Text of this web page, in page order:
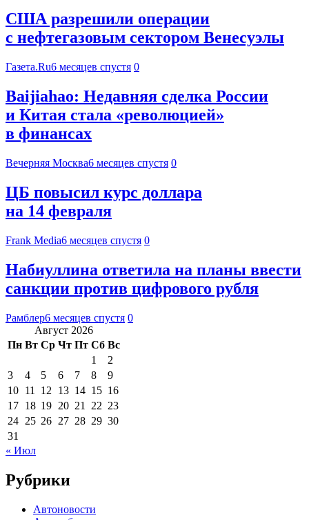
США разрешили операции
с нефтегазовым сектором Венесуэлы
Газета.Ru6 месяцев спустя 0
Baijiahao: Недавняя сделка России
и Китая стала «революцией»
в финансах
Вечерняя Москва6 месяцев спустя 0
ЦБ повысил курс доллара
на 14 февраля
Frank Media6 месяцев спустя 0
Набиуллина ответила на планы ввести
санкции против цифрового рубля
Рамблер6 месяцев спустя 0
Август 2026
Пн Вт Ср Чт Пт Сб Вс
1
2
3
4 5 6 7 8
9
10 11 12 13 14 15 16
17 18 19 20 21 22 23
24 25 26 27 28 29 30
31
« Июл
Рубрики
Автоновости